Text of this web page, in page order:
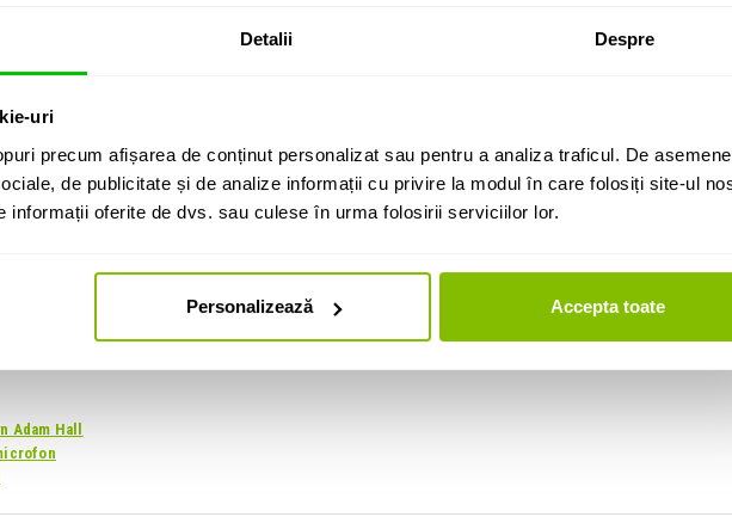
Detalii Despre
uri
precum afișarea de conținut personalizat sau pentru a analiza traficul. De
de publicitate și de analize informații cu privire la modul în care folosiți site-ul
informații oferite de dvs. sau culese în urma folosirii serviciilor lor.
Personalizează Accepta toate
CLIENTI (
Adam Hall